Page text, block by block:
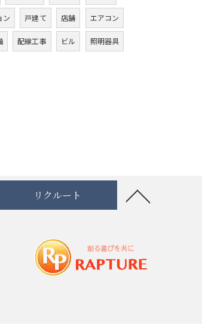
ン 戸建て 店舗 エアコン
配線工事 ビル 照明器具
リクルート